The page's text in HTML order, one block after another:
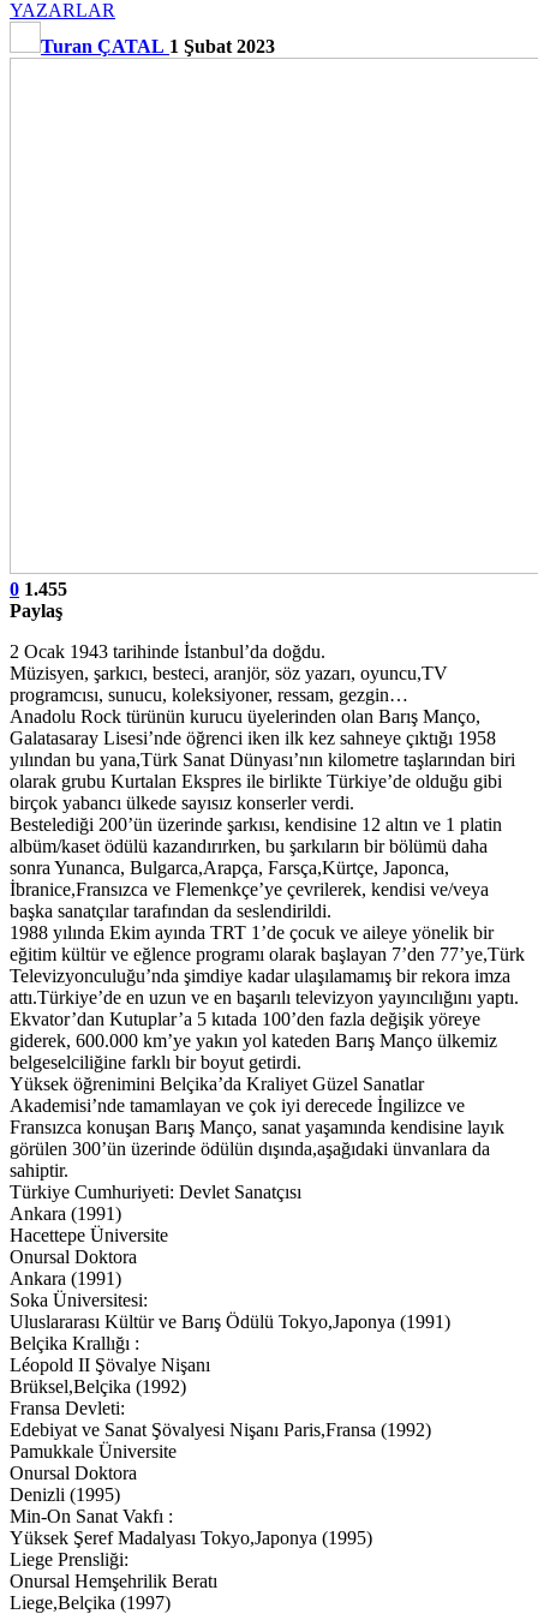
YAZARLAR
Turan ÇATAL 1 Şubat 2023
0 1.455
Paylaş
2 Ocak 1943 tarihinde İstanbul’da doğdu.
Müzisyen, şarkıcı, besteci, aranjör, söz yazarı, oyuncu,TV
programcısı, sunucu, koleksiyoner, ressam, gezgin…
Anadolu Rock türünün kurucu üyelerinden olan Barış Manço,
Galatasaray Lisesi’nde öğrenci iken ilk kez sahneye çıktığı 1958
yılından bu yana,Türk Sanat Dünyası’nın kilometre taşlarından biri
olarak grubu Kurtalan Ekspres ile birlikte Türkiye’de olduğu gibi
birçok yabancı ülkede sayısız konserler verdi.
Bestelediği 200’ün üzerinde şarkısı, kendisine 12 altın ve 1 platin
albüm/kaset ödülü kazandırırken, bu şarkıların bir bölümü daha
sonra Yunanca, Bulgarca,Arapça, Farsça,Kürtçe, Japonca,
İbranice,Fransızca ve Flemenkçe’ye çevrilerek, kendisi ve/veya
başka sanatçılar tarafından da seslendirildi.
1988 yılında Ekim ayında TRT 1’de çocuk ve aileye yönelik bir
eğitim kültür ve eğlence programı olarak başlayan 7’den 77’ye,Türk
Televizyonculuğu’nda şimdiye kadar ulaşılamamış bir rekora imza
attı.Türkiye’de en uzun ve en başarılı televizyon yayıncılığını yaptı.
Ekvator’dan Kutuplar’a 5 kıtada 100’den fazla değişik yöreye
giderek, 600.000 km’ye yakın yol kateden Barış Manço ülkemiz
belgeselciliğine farklı bir boyut getirdi.
Yüksek öğrenimini Belçika’da Kraliyet Güzel Sanatlar
Akademisi’nde tamamlayan ve çok iyi derecede İngilizce ve
Fransızca konuşan Barış Manço, sanat yaşamında kendisine layık
görülen 300’ün üzerinde ödülün dışında,aşağıdaki ünvanlara da
sahiptir.
Türkiye Cumhuriyeti: Devlet Sanatçısı
Ankara (1991)
Hacettepe Üniversite
Onursal Doktora
Ankara (1991)
Soka Üniversitesi:
Uluslararası Kültür ve Barış Ödülü Tokyo,Japonya (1991)
Belçika Krallığı :
Léopold II Şövalye Nişanı
Brüksel,Belçika (1992)
Fransa Devleti:
Edebiyat ve Sanat Şövalyesi Nişanı Paris,Fransa (1992)
Pamukkale Üniversite
Onursal Doktora
Denizli (1995)
Min-On Sanat Vakfı :
Yüksek Şeref Madalyası Tokyo,Japonya (1995)
Liege Prensliği:
Onursal Hemşehrilik Beratı
Liege,Belçika (1997)